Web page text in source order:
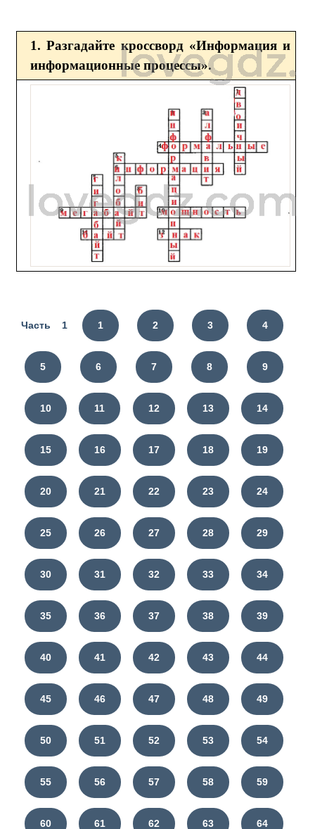
1. Разгадайте кроссворд «Информация и
информационные процессы».
Часть 1 1 2 3 4
5 6 7 8 9
10 11 12 13 14
15 16 17 18 19
20 21 22 23 24
25 26 27 28 29
30 31 32 33 34
35 36 37 38 39
40 41 42 43 44
45 46 47 48 49
50 51 52 53 54
55 56 57 58 59
60 61 62 63 64